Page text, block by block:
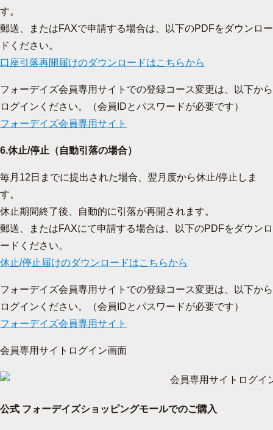
す。
郵送、またはFAXで申請する場合は、以下のPDFをダウンロー
ドください。
口座引落再開届けのダウンロードはこちらから
フォーデイズ会員専用サイトでの登録コース変更は、以下から
ログインください。（会員IDとパスワードが必要です）
フォーデイズ会員専用サイト
6.休止/停止（自動引落の場合）
毎月12日までに提出された場合、翌月度から休止/停止しま
す。
休止期間終了後、自動的に引落が再開されます。
郵送、またはFAXにて申請する場合は、以下のPDFをダウンロ
ードください。
休止/停止届けのダウンロードはこちらから
フォーデイズ会員専用サイトでの登録コース変更は、以下から
ログインください。（会員IDとパスワードが必要です）
フォーデイズ会員専用サイト
会員専用サイトログイン画面
公式 フォーデイズショッピングモールでのご購入